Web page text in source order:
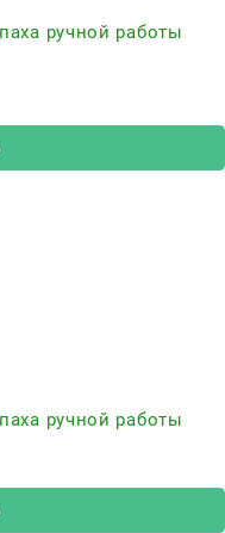
ручной работы
ручной работы